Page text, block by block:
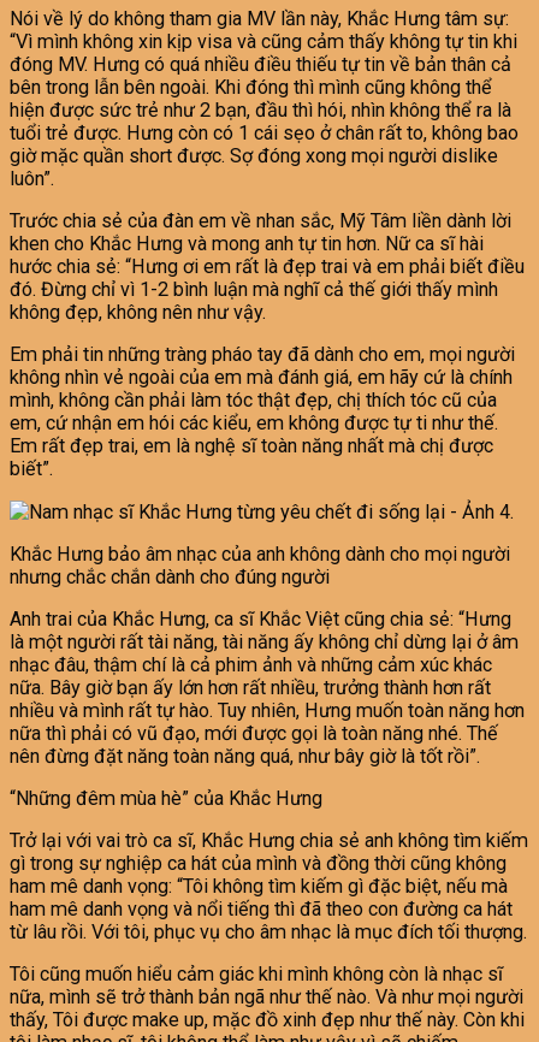
Nói về lý do không tham gia MV lần này, Khắc Hưng tâm sự:
“Vì mình không xin kịp visa và cũng cảm thấy không tự tin khi
đóng MV. Hưng có quá nhiều điều thiếu tự tin về bản thân cả
bên trong lẫn bên ngoài. Khi đóng thì mình cũng không thể
hiện được sức trẻ như 2 bạn, đầu thì hói, nhìn không thể ra là
tuổi trẻ được. Hưng còn có 1 cái sẹo ở chân rất to, không bao
giờ mặc quần short được. Sợ đóng xong mọi người dislike
luôn”.
Trước chia sẻ của đàn em về nhan sắc, Mỹ Tâm liền dành lời
khen cho Khắc Hưng và mong anh tự tin hơn. Nữ ca sĩ hài
hước chia sẻ: “Hưng ơi em rất là đẹp trai và em phải biết điều
đó. Đừng chỉ vì 1-2 bình luận mà nghĩ cả thế giới thấy mình
không đẹp, không nên như vậy.
Em phải tin những tràng pháo tay đã dành cho em, mọi người
không nhìn vẻ ngoài của em mà đánh giá, em hãy cứ là chính
mình, không cần phải làm tóc thật đẹp, chị thích tóc cũ của
em, cứ nhận em hói các kiểu, em không được tự ti như thế.
Em rất đẹp trai, em là nghệ sĩ toàn năng nhất mà chị được
biết”.
Khắc Hưng bảo âm nhạc của anh không dành cho mọi người
nhưng chắc chắn dành cho đúng người
Anh trai của Khắc Hưng, ca sĩ Khắc Việt cũng chia sẻ: “Hưng
là một người rất tài năng, tài năng ấy không chỉ dừng lại ở âm
nhạc đâu, thậm chí là cả phim ảnh và những cảm xúc khác
nữa. Bây giờ bạn ấy lớn hơn rất nhiều, trưởng thành hơn rất
nhiều và mình rất tự hào. Tuy nhiên, Hưng muốn toàn năng hơn
nữa thì phải có vũ đạo, mới được gọi là toàn năng nhé. Thế
nên đừng đặt năng toàn năng quá, như bây giờ là tốt rồi”.
“Những đêm mùa hè” của Khắc Hưng
Trở lại với vai trò ca sĩ, Khắc Hưng chia sẻ anh không tìm kiếm
gì trong sự nghiệp ca hát của mình và đồng thời cũng không
ham mê danh vọng: “Tôi không tìm kiếm gì đặc biệt, nếu mà
ham mê danh vọng và nổi tiếng thì đã theo con đường ca hát
từ lâu rồi. Với tôi, phục vụ cho âm nhạc là mục đích tối thượng.
Tôi cũng muốn hiểu cảm giác khi mình không còn là nhạc sĩ
nữa, mình sẽ trở thành bản ngã như thế nào. Và như mọi người
thấy, Tôi được make up, mặc đồ xinh đẹp như thế này. Còn khi